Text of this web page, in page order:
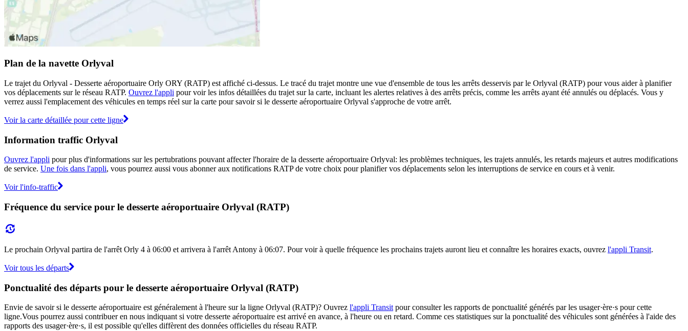
Plan de la navette Orlyval
Le trajet du Orlyval - Desserte aéroportuaire Orly ORY (RATP) est affiché ci-dessus. Le tracé du trajet montre une vue d'ensemble de tous les arrêts desservis par le Orlyval (RATP) pour vous aider à planifier
vos déplacements sur le réseau RATP. Ouvrez l'appli pour voir les infos détaillées du trajet sur la carte, incluant les alertes relatives à des arrêts précis, comme les arrêts ayant été annulés ou déplacés. Vous y
verrez aussi l'emplacement des véhicules en temps réel sur la carte pour savoir si le desserte aéroportuaire Orlyval s'approche de votre arrêt.
Voir la carte détaillée pour cette ligne
Information traffic Orlyval
Ouvrez l'appli pour plus d'informations sur les pertubrations pouvant affecter l'horaire de la desserte aéroportuaire Orlyval: les problèmes techniques, les trajets annulés, les retards majeurs et autres modifications
de service. Une fois dans l'appli, vous pourrez aussi vous abonner aux notifications RATP de votre choix pour planifier vos déplacements selon les interruptions de service en cours et à venir.
Voir l'info-traffic
Fréquence du service pour le desserte aéroportuaire Orlyval (RATP)
Le prochain Orlyval partira de l'arrêt Orly 4 à 06:00 et arrivera à l'arrêt Antony à 06:07. Pour voir à quelle fréquence les prochains trajets auront lieu et connaître les horaires exacts, ouvrez l'appli Transit.
Voir tous les départs
Ponctualité des départs pour le desserte aéroportuaire Orlyval (RATP)
Envie de savoir si le desserte aéroportuaire est généralement à l'heure sur la ligne Orlyval (RATP)? Ouvrez l'appli Transit pour consulter les rapports de ponctualité générés par les usager·ère·s pour cette
ligne.Vous pourrez aussi contribuer en nous indiquant si votre desserte aéroportuaire est arrivé en avance, à l'heure ou en retard. Comme ces statistiques sur la ponctualité des véhicules sont générées à l'aide des
rapports des usager·ère·s, il est possible qu'elles diffèrent des données officielles du réseau RATP.